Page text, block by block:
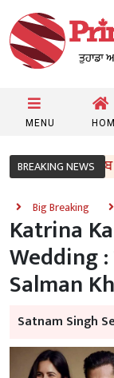
MENU
BREAKING NEWS
ਨਾਲ ਪੰਜਾਬ ’ਚ
Big Breaking
Katrina
Wedding
Salman
Satnam Singh